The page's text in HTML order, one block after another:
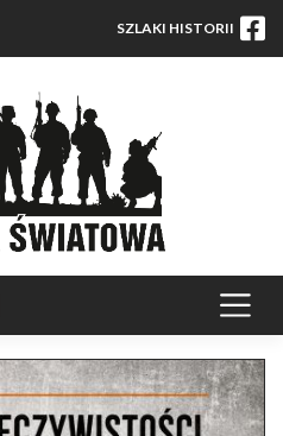
SZLAKI HISTORII